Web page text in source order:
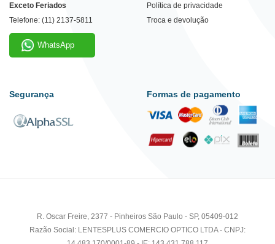
Exceto Feriados
Telefone: (11) 2137-5811
WhatsApp
Política de privacidade
Troca e devolução
Segurança Formas de pagamento
R. Oscar Freire, 2377 - Pinheiros São Paulo - SP, 05409-012
Razão Social: LENTESPLUS COMERCIO OPTICO LTDA - CNPJ: